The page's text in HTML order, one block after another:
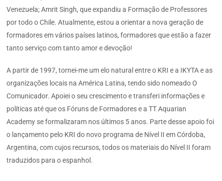
Venezuela; Amrit Singh, que expandiu a Formação de Professores
por todo o Chile. Atualmente, estou a orientar a nova geração de
formadores em vários países latinos, formadores que estão a fazer
tanto serviço com tanto amor e devoção!
A partir de 1997, tornei-me um elo natural entre o KRI e a IKYTA e as
organizações locais na América Latina, tendo sido nomeado O
Comunicador. Apoiei o seu crescimento e transferi informações e
políticas até que os Fóruns de Formadores e a TT Aquarian
Academy se formalizaram nos últimos 5 anos. Parte desse apoio foi
o lançamento pelo KRI do novo programa de Nível II em Córdoba,
Argentina, com cujos recursos, todos os materiais do Nível II foram
traduzidos para o espanhol.